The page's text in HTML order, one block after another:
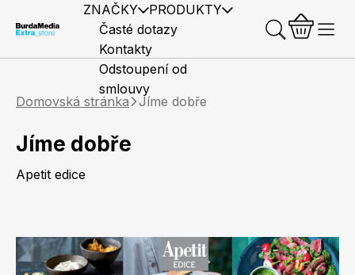
ZNAČKY PRODUKTY
Předplatné časopisů
Časté dotazy
Kontakty
Odstoupení od
smlouvy
Domovská stránka
Jíme dobře
Jíme dobře
Apetit edice